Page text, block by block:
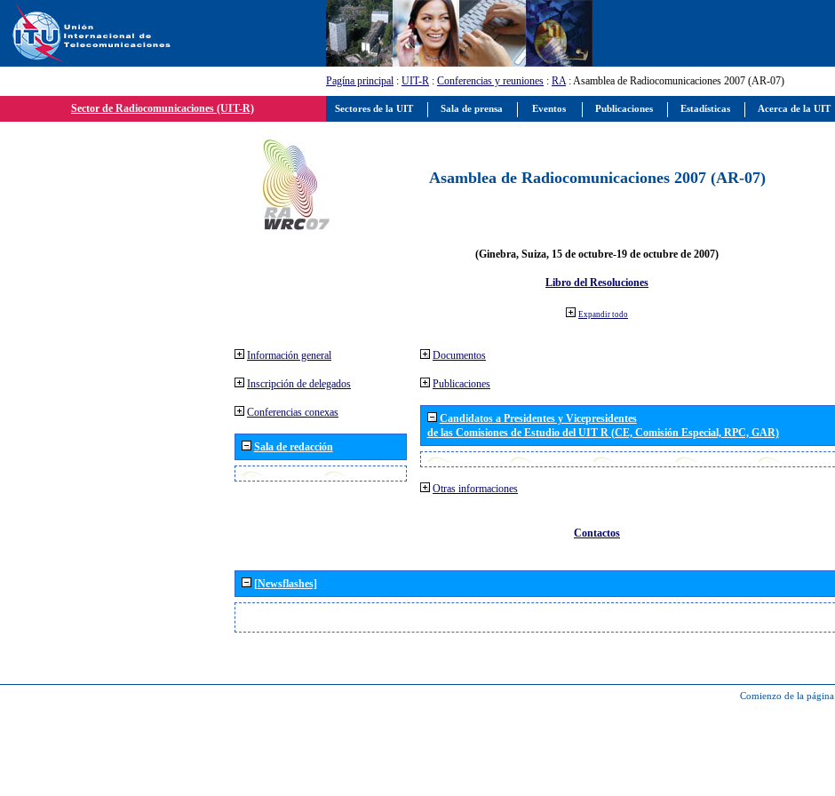
Pagína principal : UIT-R : Conferencias y reuniones : RA: Asamblea de Radiocomunicaciones 2007 (AR-07)
Sector de Radiocomunicaciones (UIT-R)
Asamblea de Radiocomunicaciones 2007 (AR-07)
(Ginebra, Suiza, 15 de octubre-19 de octubre de 2007)
Libro del Resoluciones
Expandir todo
Información general
Inscripción de delegados
Conferencias conexas
Sala de redacción
Documentos
Publicaciones
Candidatos a Presidentes y Vicepresidentes
de las Comisiones de Estudio del UIT R (CE, Comisión Especial, RPC, GAR)
Otras informaciones
Contactos
[Newsflashes]
Comienzo de la página
Sectores de la UIT Sala de prensa Eventos Publicaciones Estadísticas Acerca de la UIT